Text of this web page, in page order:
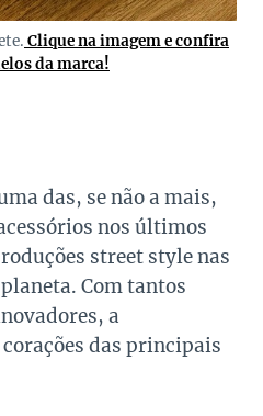
Clique na imagem e confira
da marca!
das, se não a mais,
nos últimos
street style nas
Com tantos
a
corações das principais